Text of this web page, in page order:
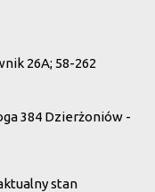
26A; 58-262
384 Dzierżoniów -
stan